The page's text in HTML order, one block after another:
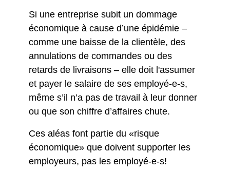
Si une entreprise subit un dommage
économique à cause d’une épidémie –
comme une baisse de la clientèle, des
annulations de commandes ou des
retards de livraisons – elle doit l'assumer
et payer le salaire de ses employé-e-s,
même s’il n’a pas de travail à leur donner
ou que son chiffre d’affaires chute.
Ces aléas font partie du «risque
économique» que doivent supporter les
employeurs, pas les employé-e-s!